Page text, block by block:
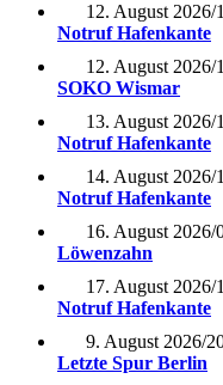
12. August 2026/
Notruf Hafenkante
12. August 2026/
SOKO Wismar
13. August 2026/
Notruf Hafenkante
14. August 2026/
Notruf Hafenkante
16. August 2026/
Löwenzahn
17. August 2026/
Notruf Hafenkante
9. August 2026/
Letzte Spur Berlin